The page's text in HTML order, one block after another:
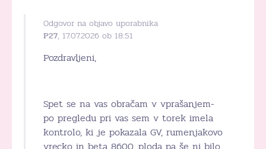
Odgovor na objavo uporabnika
P27, 17.07.2026 ob 18:51
Pozdravljeni,
Spet se na vas obračam v vprašanjem-
po pregledu pri vas sem v torek imela
kontrolo, ki je pokazala GV, rumenjakovo
vrecko in beta 8600, ploda pa še ni bilo